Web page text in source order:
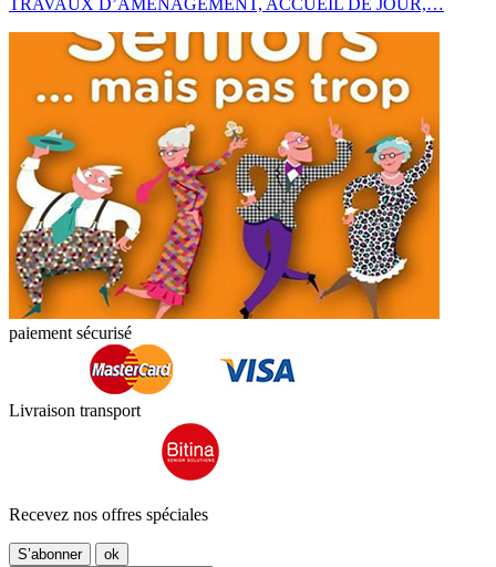
paiement sécurisé
Livraison transport
Recevez nos offres spéciales